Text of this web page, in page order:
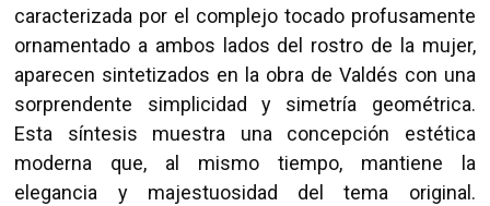
caracterizada por el complejo tocado profusamente
ornamentado a ambos lados del rostro de la mujer,
aparecen sintetizados en la obra de Valdés con una
sorprendente simplicidad y simetría geométrica.
Esta síntesis muestra una concepción estética
moderna que, al mismo tiempo, mantiene la
elegancia y majestuosidad del tema original.